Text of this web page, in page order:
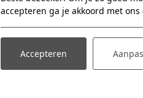
accepteren ga je akkoord met ons
Accepteren